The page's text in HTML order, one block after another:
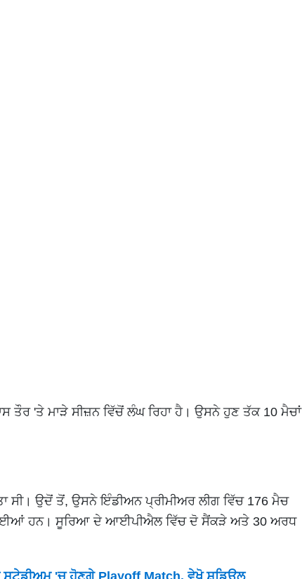
ਤੌਰ 'ਤੇ ਮਾੜੇ ਸੀਜ਼ਨ ਵਿੱਚੋਂ ਲੰਘ ਰਿਹਾ ਹੈ। ਉਸਨੇ ਹੁਣ ਤੱਕ 10 ਮੈਚਾਂ
ਉਦੋਂ ਤੋਂ, ਉਸਨੇ ਇੰਡੀਅਨ ਪ੍ਰੀਮੀਅਰ ਲੀਗ ਵਿੱਚ 176 ਮੈਚ
ਹਨ। ਸੂਰਿਆ ਦੇ ਆਈਪੀਐਲ ਵਿੱਚ ਦੋ ਸੈਂਕੜੇ ਅਤੇ 30 ਅਰਧ
ਸਟੇਡੀਅਮ 'ਚ ਹੋਣਗੇ Playoff Match, ਵੇਖੋ ਸ਼ਡਿਊਲ